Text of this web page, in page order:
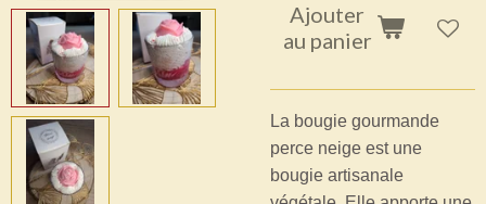
Ajouter
au panier
La bougie gourmande
perce neige est une
bougie artisanale